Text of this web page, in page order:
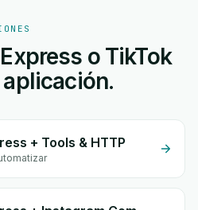
o TikTok
+ Tools & HTTP